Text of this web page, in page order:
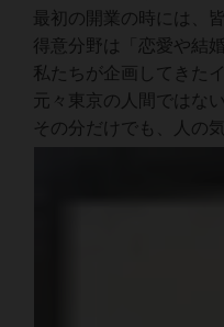
最初の開業の時には、
得意分野は「恋愛や結
私たちが企画してきた
元々東京の人間ではな
その分だけでも、人の